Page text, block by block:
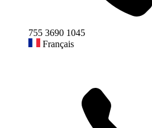
755 3690 1045
Français